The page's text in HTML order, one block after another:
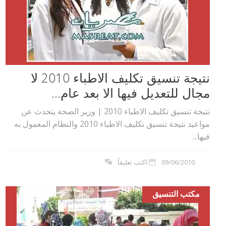
نتيجة تنسيق تكليف الاطباء 2010 لا
مجال للتعديل فيها الا بعد عام...
نتيجة تنسيق تكليف الاطباء 2010 | وزير الصحة يتحدث عن
مواعيد نتيجة تنسيق تكليف الاطباء 2010 والنظام المعمول به
فيها...
09/06/2010 اكتب تعليقاً
مكتب التنسيق